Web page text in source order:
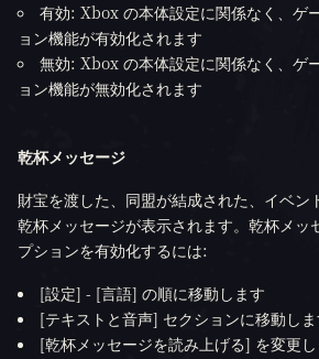
有効: Xbox の本体設定に関係なく、ゲ
ョン機能が有効化されます
無効: Xbox の本体設定に関係なく、ゲ
ョン機能が無効化されます
乾杯メッセージ
財宝を渡した、同盟が結成された、イベン
乾杯メッセージが表示されます。乾杯メッ
プションを有効化するには:
[設定] - [言語] の順に移動します
[テキストと音声] セクションに移動し
[乾杯メッセージを読み上げる] を変更